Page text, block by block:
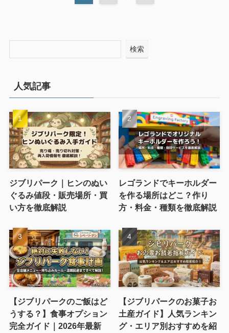
検索
人気記事
ジブリパーク｜ヒンのぬい
ぐるみ値段・販売場所・買
い方を徹底解説
レゴランドでキーホルダー
を作る場所はどこ？作り
方・料金・種類を徹底解説
【ジブリパークのご飯はど
うする？】食事オプション
完全ガイド｜2026年最新
【ジブリパークのお菓子お
土産ガイド】人気ランキン
グ・エリア別おすすめを紹